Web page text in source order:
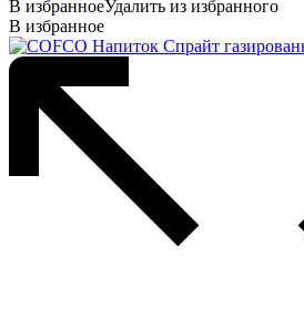
В избранноеУдалить из избранного
В избранное